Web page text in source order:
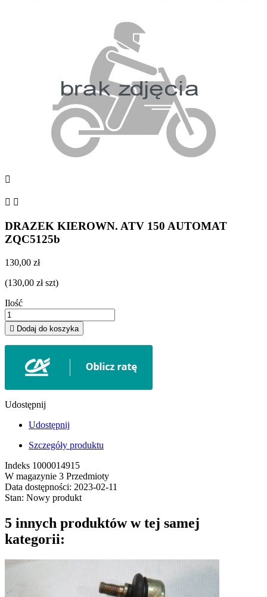

 
DRAZEK KIEROWN. ATV 150 AUTOMAT
ZQC5125b
130,00 zł
(130,00 zł szt)
Ilość
 Dodaj do koszyka
Udostępnij
Udostępnij
Szczegóły produktu
Indeks 1000014915
W magazynie 3 Przedmioty
Data dostępności: 2023-02-11
Stan: Nowy produkt
5 innych produktów w tej samej
kategorii: